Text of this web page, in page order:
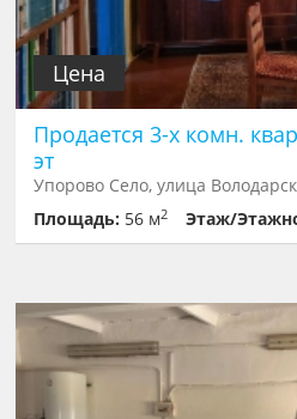
Цена
Продается 3-х комн.
эт
Упорово Село, улица
Площадь: 56 м2 Этаж/